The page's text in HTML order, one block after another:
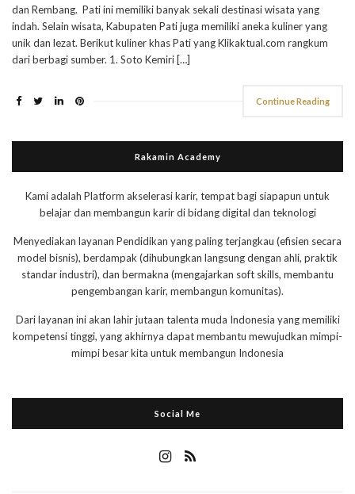
dan Rembang. Pati ini memiliki banyak sekali destinasi wisata yang
indah. Selain wisata, Kabupaten Pati juga memiliki aneka kuliner yang
unik dan lezat. Berikut kuliner khas Pati yang Klikaktual.com rangkum
dari berbagi sumber. 1. Soto Kemiri […]
Continue Reading
Rakamin Academy
Kami adalah Platform akselerasi karir, tempat bagi siapapun untuk
belajar dan membangun karir di bidang digital dan teknologi
Menyediakan layanan Pendidikan yang paling terjangkau (efisien secara
model bisnis), berdampak (dihubungkan langsung dengan ahli, praktik
standar industri), dan bermakna (mengajarkan soft skills, membantu
pengembangan karir, membangun komunitas).
Dari layanan ini akan lahir jutaan talenta muda Indonesia yang memiliki
kompetensi tinggi, yang akhirnya dapat membantu mewujudkan mimpi-
mimpi besar kita untuk membangun Indonesia
Social Me